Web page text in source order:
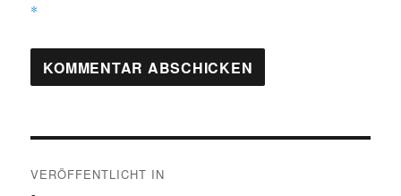
*
Beitragsnavigation
VERÖFFENTLICHT IN